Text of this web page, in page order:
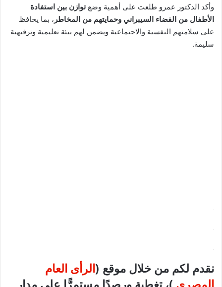
وأكد الدكتور عمرو طلعت على أهمية وضعتوازن بين استفادة
الأطفال من الفضاء السيبراني وحمايتهم من المخاطر ، بما يحافظ
على سلامتهم النفسية والاجتماعية ويضمن لهم بيئة تعليمية وترفيهية
سليمة.
نقدم لكم من خلال موقع (الرأى العام